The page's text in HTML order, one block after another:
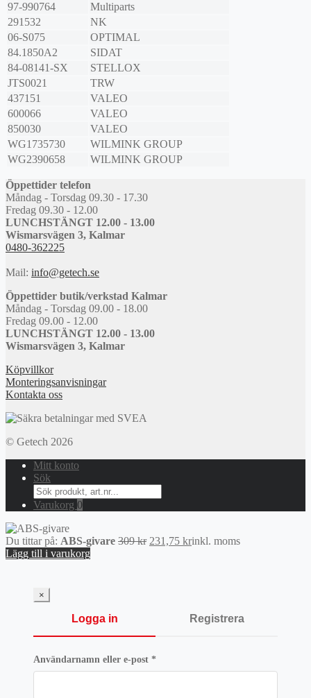
97-990764
Multiparts
291532
NK
06-S075
OPTIMAL
84.1850A2
SIDAT
84-08141-SX
STELLOX
JTS0021
TRW
437151
VALEO
600066
VALEO
850030
VALEO
WG1735730
WILMINK GROUP
WG2390658
WILMINK GROUP
Öppettider telefon
Måndag - Torsdag 09.30 - 17.30
Fredag 09.30 - 12.00
LUNCHSTÄNGT 12.00 - 13.00
Wismarsvägen 3, Kalmar
0480-362225
Mail: info@getech.se
Öppettider butik/verkstad Kalmar
Måndag - Torsdag 09.00 - 18.00
Fredag 09.00 - 12.00
LUNCHSTÄNGT 12.00 - 13.00
Wismarsvägen 3, Kalmar
Köpvillkor
Monteringsanvisningar
Kontakta oss
© Getech 2026
Mitt konto
Sök
Search
for:
Varukorg 0
Du tittar på: ABS-givare 309kr Det
231,75 krDet
inkl. moms
Lägg till i varukorg
×
Logga in Registrera
Användarnamn eller e-post *Obligatoriskt